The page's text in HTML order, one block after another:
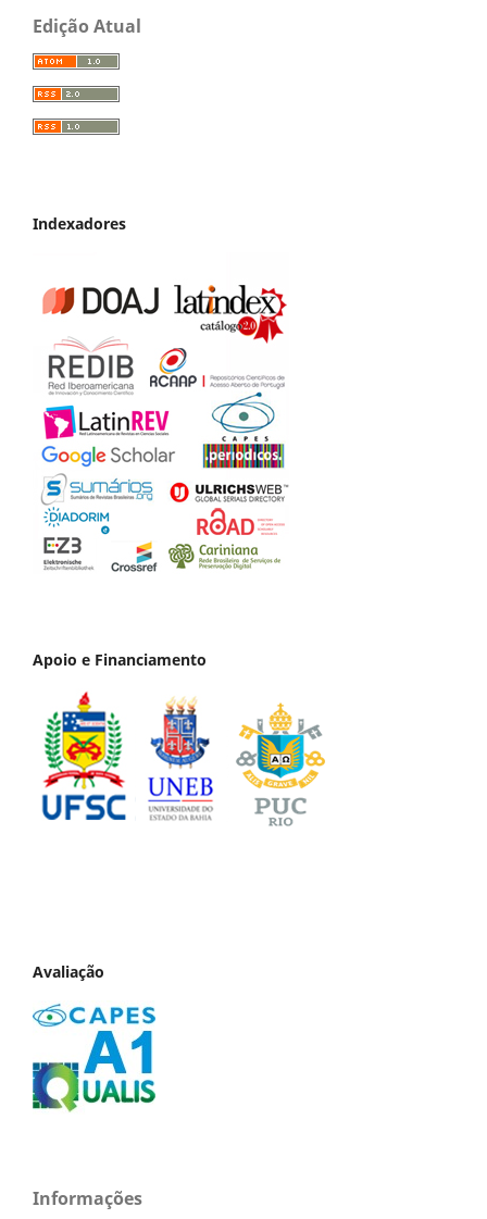
Edição Atual
Indexadores
Apoio e Financiamento
Avaliação
Informações